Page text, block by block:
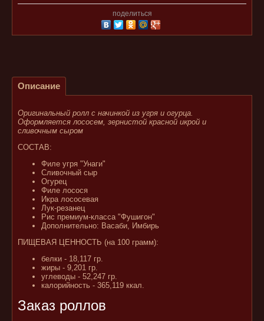
поделиться
Описание
Оригинальный ролл с начинкой из угря и огурца.
Оформляется лососем, зернистой красной икрой и
сливочным сыром
СОСТАВ:
Филе угря "Унаги"
Сливочный сыр
Огурец
Филе лосося
Икра лососевая
Лук-резанец
Рис премиум-класса "Фушигон"
Дополнительно: Васаби, Имбирь
ПИЩЕВАЯ ЦЕННОСТЬ (на 100 грамм):
белки - 18,117 гр.
жиры - 9,201 гр.
углеводы - 52,247 гр.
калорийность - 365,119 ккал.
Заказ роллов